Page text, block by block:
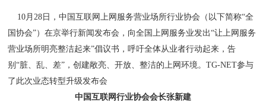
10月28日，中国互联网上网服务营业场所行业协会（以下简称“全
国协会”）在京举行新闻发布会，向全国上网服务业发出“让上网服务
营业场所明亮整洁起来”倡议书，呼吁全体从业者行动起来，告
别“脏、乱、差”，创建敞亮、开放、整洁的上网环境。TG-NET参与
了此次业态转型升级发布会
中国互联网行业协会会长张新建